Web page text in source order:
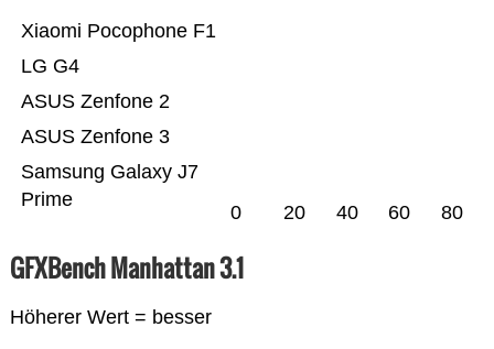
Samsung Galaxy J7
Prime
ASUS Zenfone 3
ASUS Zenfone 2
LG G4
Xiaomi Pocophone F1
0 20 40 60 80
GFXBench Manhattan 3.1
Höherer Wert = besser